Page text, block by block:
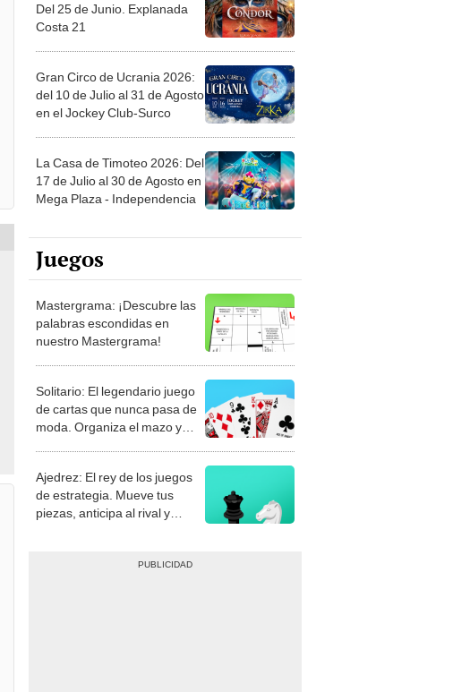
Del 25 de Junio. Explanada
Costa 21
Gran Circo de Ucrania 2026:
del 10 de Julio al 31 de Agosto
en el Jockey Club-Surco
La Casa de Timoteo 2026: Del
17 de Julio al 30 de Agosto en
Mega Plaza - Independencia
Juegos
Mastergrama: ¡Descubre las
palabras escondidas en
nuestro Mastergrama!
Solitario: El legendario juego
de cartas que nunca pasa de
moda. Organiza el mazo y
Ajedrez: El rey de los juegos
de estrategia. Mueve tus
piezas, anticipa al rival y